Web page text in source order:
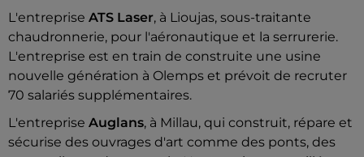
L'entreprise ATS Laser, à Lioujas, sous-traitante
chaudronnerie, pour l'aéronautique et la serrurerie.
L'entreprise est en train de construite une usine
nouvelle génération à Olemps et prévoit de recruter
70 salariés supplémentaires.
L'entreprise Auglans, à Millau, qui construit, répare et
sécurise des ouvrages d'art comme des ponts, des